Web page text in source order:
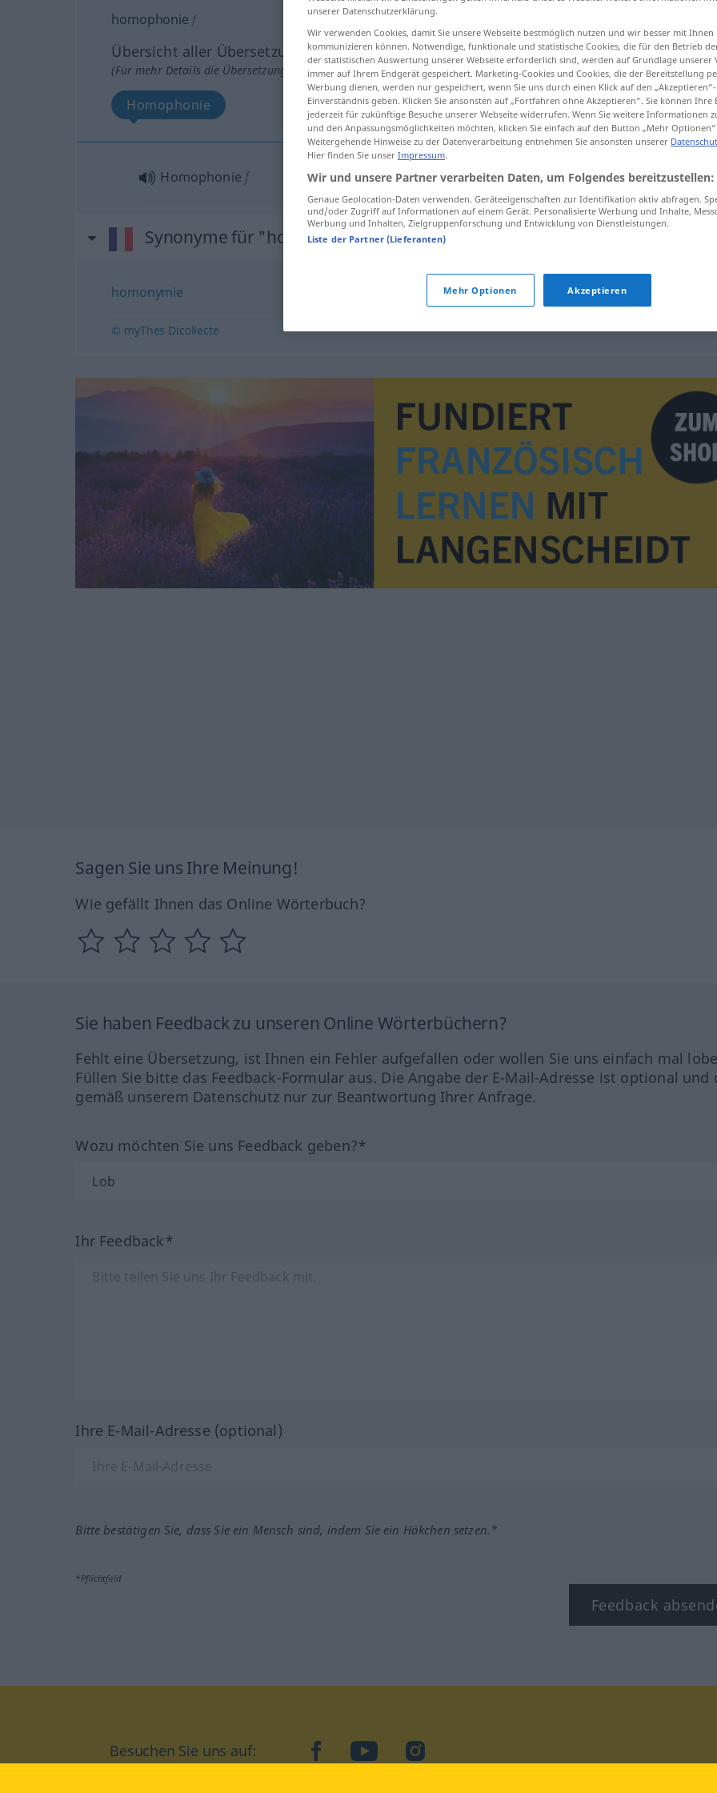
homophonie f
Übersicht aller Übersetzungen
(Für mehr Details die Übersetzung anklicken/antippen)
Homophonie
Homophonie f homophonie MUS
Synonyme für "homophonie"
homonymie
© myThes Dicollecte
Sagen Sie uns Ihre Meinung!
Wie gefällt Ihnen das Online Wörterbuch?
Sie haben Feedback zu unseren Online Wörterbüchern?
Fehlt eine Übersetzung, ist Ihnen ein Fehler aufgefallen oder wollen Sie uns einfach mal
Füllen Sie bitte das Feedback-Formular aus. Die Angabe der E-Mail-Adresse ist optional und
gemäß unserem Datenschutz nur zur Beantwortung Ihrer Anfrage.
Wozu möchten Sie uns Feedback geben?*
Ihr Feedback*
Ihre E-Mail-Adresse (optional)
Bitte bestätigen Sie, dass Sie ein Mensch sind, indem Sie ein Häkchen setzen.*
*Pflichtfeld
Feedback
Besuchen Sie uns auf: facebookYouTubeInstagram
unserer Datenschutzerklärung.
Wir verwenden Cookies, damit Sie unsere Webseite bestmöglich nutzen und wir besser mit Ihnen
kommunizieren können. Notwendige, funktionale und statistische Cookies, die für den Betrieb
der statistischen Auswertung unserer Webseite erforderlich sind, werden auf Grundlage unserer
immer auf Ihrem Endgerät gespeichert. Marketing-Cookies und Cookies, die der Bereitstellung
Werbung dienen, werden nur gespeichert, wenn Sie uns durch einen Klick auf den
Einverständnis geben. Klicken Sie ansonsten auf „Fortfahren ohne Akzeptieren“. Sie können
jederzeit für zukünftige Besuche unserer Webseite widerrufen. Wenn Sie weitere Informationen
und den Anpassungsmöglichkeiten möchten, klicken Sie einfach auf den Button „Mehr
Weitergehende Hinweise zu der Datenverarbeitung entnehmen Sie ansonsten unserer
Hier finden Sie unser Impressum.
Wir und unsere Partner verarbeiten Daten, um Folgendes bereitzustellen:
Genaue Geolocation-Daten verwenden. Geräteeigenschaften zur Identifikation aktiv abfragen.
und/oder Zugriff auf Informationen auf einem Gerät. Personalisierte Werbung und Inhalte,
Werbung und Inhalten, Zielgruppenforschung und Entwicklung von Dienstleistungen.
Liste der Partner (Lieferanten)
Mehr Optionen Akzeptieren